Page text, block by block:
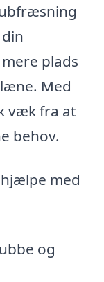
plads
Med
væk fra at
behov.
med
og